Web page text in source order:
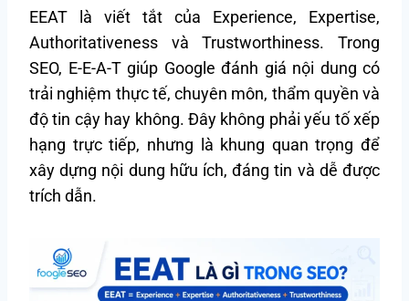
EEAT là viết tắt của Experience, Expertise,
Authoritativeness và Trustworthiness. Trong
SEO, E-E-A-T giúp Google đánh giá nội dung có
trải nghiệm thực tế, chuyên môn, thẩm quyền và
độ tin cậy hay không. Đây không phải yếu tố xếp
hạng trực tiếp, nhưng là khung quan trọng để
xây dựng nội dung hữu ích, đáng tin và dễ được
trích dẫn.